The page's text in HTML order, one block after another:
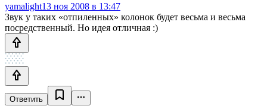
yamalight13 ноя 2008 в 13:47
Звук у таких «отпиленных» колонок будет весьма и весьма
посредственный. Но идея отличная :)
Ответить